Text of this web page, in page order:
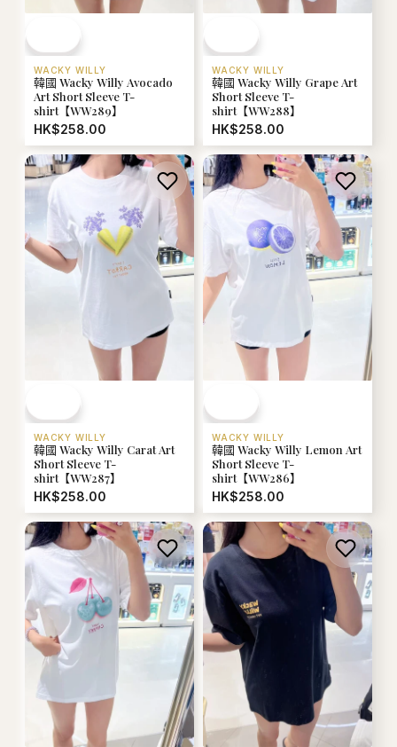
WACKY WILLY
韓國 Wacky Willy Avocado
Art Short Sleeve T-
shirt【WW289】
HK$258.00
WACKY WILLY
韓國 Wacky Willy Grape Art
Short Sleeve T-
shirt【WW288】
HK$258.00
WACKY WILLY
韓國 Wacky Willy Carat Art
Short Sleeve T-
shirt【WW287】
HK$258.00
WACKY WILLY
韓國 Wacky Willy Lemon Art
Short Sleeve T-
shirt【WW286】
HK$258.00